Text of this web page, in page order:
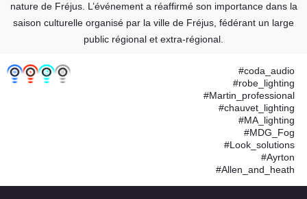
nature de Fréjus. L’événement a réaffirmé son importance dans la
saison culturelle organisé par la ville de Fréjus, fédérant un large
public régional et extra-régional.
#coda_audio
#robe_lighting
#Martin_professional
#chauvet_lighting
#MA_lighting
#MDG_Fog
#Look_solutions
#Ayrton
#Allen_and_heath